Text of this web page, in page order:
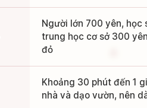
Người lớn 700 yên,
trung học cơ sở 300
đỏ
Khoảng 30 phút đến 1
nhà và dạo vườn, nên